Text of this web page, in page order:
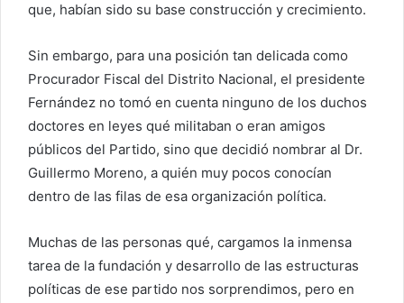
que, habían sido su base construcción y crecimiento.
Sin embargo, para una posición tan delicada como
Procurador Fiscal del Distrito Nacional, el presidente
Fernández no tomó en cuenta ninguno de los duchos
doctores en leyes qué militaban o eran amigos
públicos del Partido, sino que decidió nombrar al Dr.
Guillermo Moreno, a quién muy pocos conocían
dentro de las filas de esa organización política.
Muchas de las personas qué, cargamos la inmensa
tarea de la fundación y desarrollo de las estructuras
políticas de ese partido nos sorprendimos, pero en